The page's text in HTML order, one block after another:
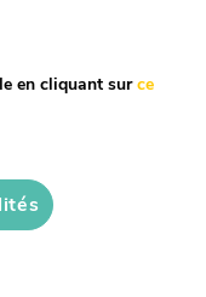
en cliquant surce